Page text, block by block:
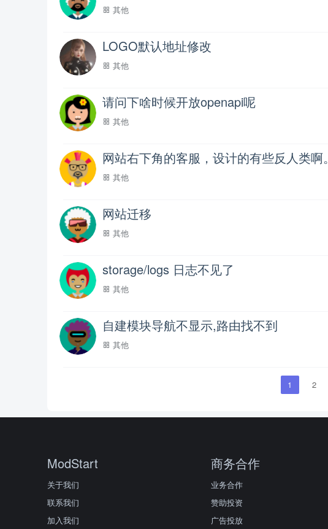
其他
LOGO默认地址修改
其他
请问下啥时候开放openapi呢
其他
网站右下角的客服，设计的有些反人类啊。
其他
网站迁移
其他
storage/logs 日志不见了
其他
自建模块导航不显示,路由找不到
其他
1 2
ModStart
关于我们
联系我们
加入我们
商务合作
业务合作
赞助投资
广告投放